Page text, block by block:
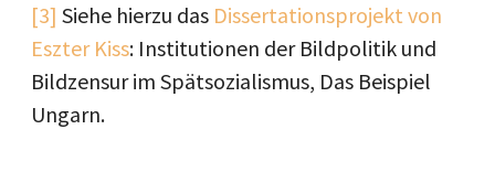
[3] Siehe hierzu das Dissertationsprojekt von
Eszter Kiss: Institutionen der Bildpolitik und
Bildzensur im Spätsozialismus, Das Beispiel
Ungarn.